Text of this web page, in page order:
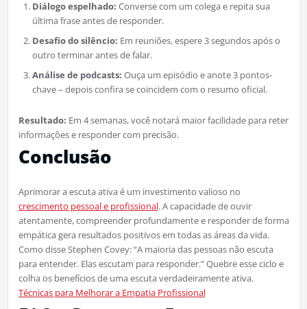
Diálogo espelhado: Converse com um colega e repita sua
última frase antes de responder.
Desafio do silêncio: Em reuniões, espere 3 segundos após o
outro terminar antes de falar.
Análise de podcasts: Ouça um episódio e anote 3 pontos-
chave – depois confira se coincidem com o resumo oficial.
Resultado: Em 4 semanas, você notará maior facilidade para reter
informações e responder com precisão.
Conclusão
Aprimorar a escuta ativa é um investimento valioso no
crescimento pessoal e profissional. A capacidade de ouvir
atentamente, compreender profundamente e responder de forma
empática gera resultados positivos em todas as áreas da vida.
Como disse Stephen Covey: “A maioria das pessoas não escuta
para entender. Elas escutam para responder.” Quebre esse ciclo e
colha os benefícios de uma escuta verdadeiramente ativa.
Técnicas para Melhorar a Empatia Profissional